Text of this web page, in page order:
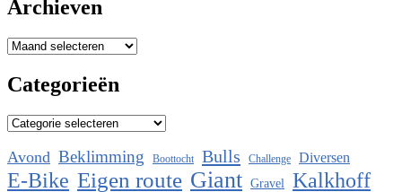
Archieven
Archieven
Categorieën
Categorieën
Avond Beklimming Boottocht Bulls Challenge Diversen
E-Bike Eigen route Giant Gravel Kalkhoff